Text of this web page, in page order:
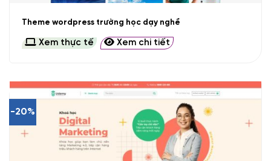
Theme wordpress trường học dạy nghề
Xem thực tế Xem chi tiết
-20%